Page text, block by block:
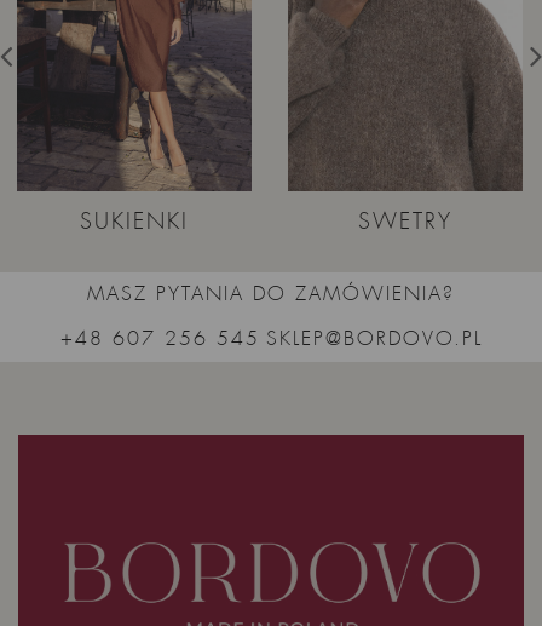
SUKIENKI SWETRY
MASZ PYTANIA DO ZAMÓWIENIA?
+48 607 256 545 SKLEP@BORDOVO.PL